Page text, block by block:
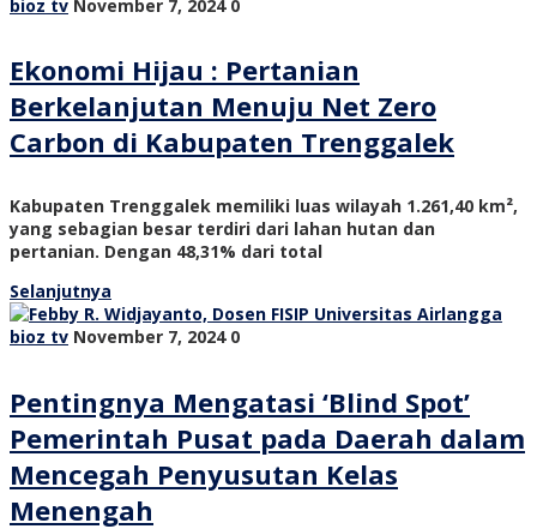
bioz tv November 7, 2024 0
Ekonomi Hijau : Pertanian
Berkelanjutan Menuju Net Zero
Carbon di Kabupaten Trenggalek
Kabupaten Trenggalek memiliki luas wilayah 1.261,40 km²,
yang sebagian besar terdiri dari lahan hutan dan
pertanian. Dengan 48,31% dari total
Selanjutnya
bioz tv November 7, 2024 0
Pentingnya Mengatasi ‘Blind Spot’
Pemerintah Pusat pada Daerah dalam
Mencegah Penyusutan Kelas
Menengah